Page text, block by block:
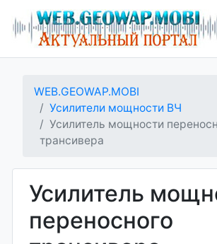
WEB.GEOWAP.MOBI
Усилители мощности ВЧ
Усилитель мощности
трансивера
Усилитель
переносного